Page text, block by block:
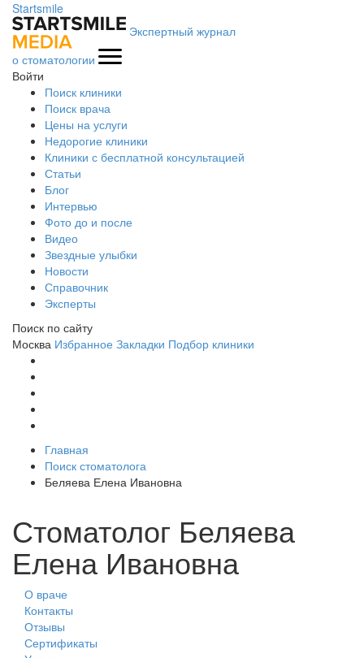
Startsmile
Экспертный журнал
о стоматологии
Войти
Поиск клиники
Поиск врача
Цены на услуги
Недорогие клиники
Клиники с бесплатной консультацией
Статьи
Блог
Интервью
Фото до и после
Видео
Звездные улыбки
Новости
Справочник
Эксперты
Поиск по сайту
Москва Избранное Закладки Подбор клиники
Главная
Поиск стоматолога
Беляева Елена Ивановна
Стоматолог Беляева
Елена Ивановна
О враче
Контакты
Отзывы
Сертификаты